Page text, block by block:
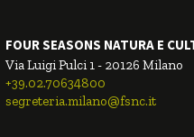
FOUR SEASONS NATURA E
Via Luigi Pulci 1 - 20126 Milano
+39.02.70634800
segreteria.milano@fsnc.it